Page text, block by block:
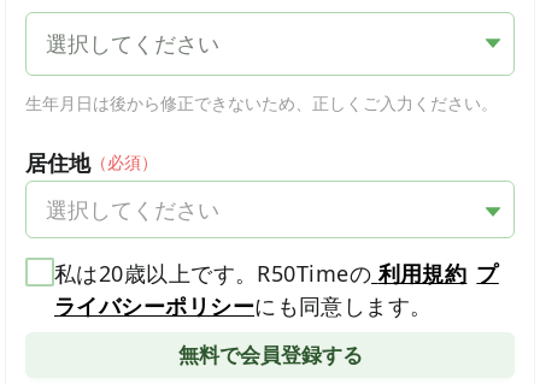
選択してください
生年月日は​後から​修正できないため、​正しく​ご入力ください。
居住地（必須）
選択してください
私は20歳以上です。R50Timeの 利用規約 プ
ライバシーポリシーにも同意します。
無料で会員登録する